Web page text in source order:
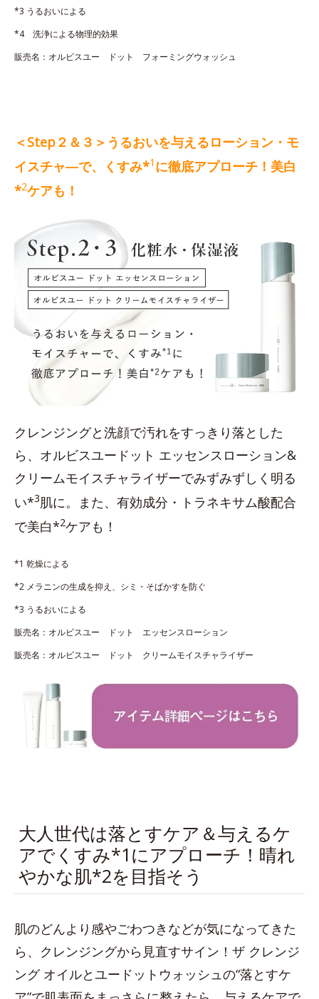
*3 うるおいによる
*4 洗浄による物理的効果
販売名：オルビスユー ドット フォーミングウォッシュ
＜Step２＆３＞うるおいを与えるローション・モ
イスチャ―で、くすみ*1 に徹底アプローチ！美白
*2ケアも！
クレンジングと洗顔で汚れをすっきり落とした
ら、オルビスユードット エッセンスローション&
クリームモイスチャライザーでみずみずしく明る
い*3肌に。また、有効成分・トラネキサム酸配合
で美白*2ケアも！
*1 乾燥による
*2 メラニンの生成を抑え、シミ・そばかすを防ぐ
*3 うるおいによる
販売名：オルビスユー ドット エッセンスローション
販売名：オルビスユー ドット クリームモイスチャライザー
大人世代は落とすケア＆与えるケ
アでくすみ*1にアプローチ！晴れ
やかな肌*2を目指そう
肌のどんより感やごわつきなどが気になってきた
ら、クレンジングから見直すサイン！ザ クレンジ
ング オイルとユードットウォッシュの“落とすケ